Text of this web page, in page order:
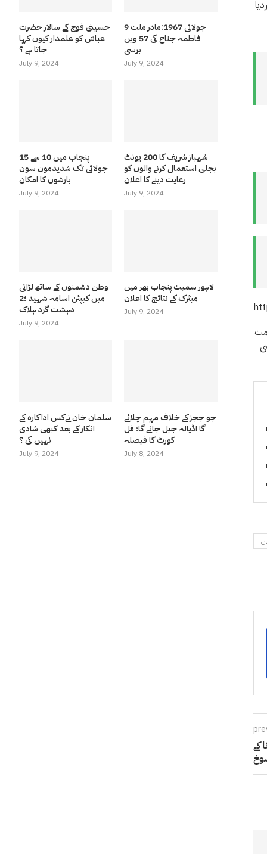
کرونا کے
حسینی فوج کے سالار حضرت
عباسّ کو علمدار کیوں کہا
جاتا ہے ؟
July 9, 2024
9 جولائی 1967:مادر ملت
فاطمہ جناح کی 57 ویں
برسی
July 9, 2024
پنجاب میں 10 سے 15
جولائی تک شدیدمون سون
بارشوں کا امکان
July 9, 2024
شہباز شریف کا 200 یونٹ
بجلی استعمال کرنے والوں کو
رعایت دینے کا اعلان
July 9, 2024
وطن دشمنوں کے ساتھ لڑائی
میں کیپٹن اسامہ شہید ؛2
دہشت گرد ہلاک
July 9, 2024
لاہور سمیت پنجاب بھر میں
میٹرک کے نتائج کا اعلان
July 9, 2024
سلمان خان نےکس اداکارہ کے
انکار کے بعد کبھی شادی
نہیں کی ؟
July 9, 2024
جو ججز کے خلاف مہم چلائے
گا اڈیالہ جیل جائے گا؛ فل
کورٹ کا فیصلہ
July 8, 2024